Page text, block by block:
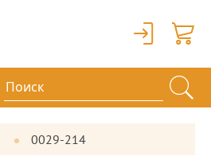
Вход
0029-214